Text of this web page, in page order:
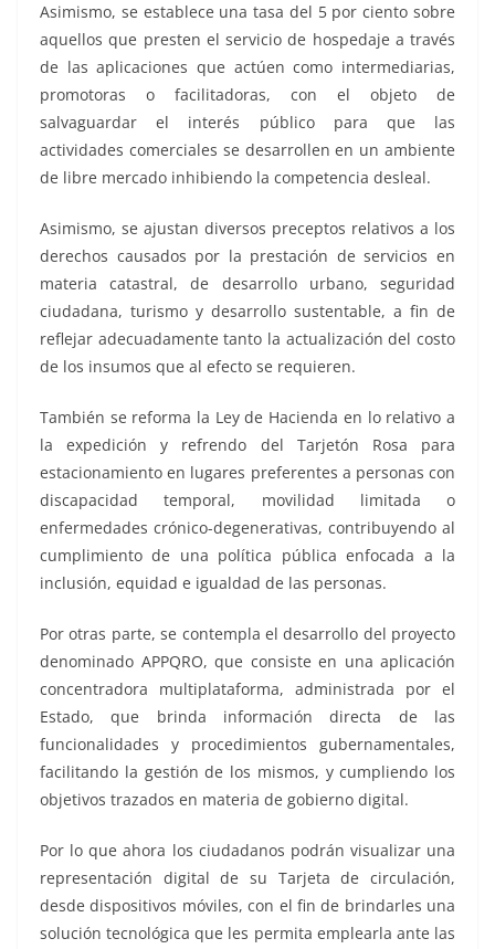
Asimismo, se establece una tasa del 5 por ciento sobre
aquellos que presten el servicio de hospedaje a través
de las aplicaciones que actúen como intermediarias,
promotoras o facilitadoras, con el objeto de
salvaguardar el interés público para que las
actividades comerciales se desarrollen en un ambiente
de libre mercado inhibiendo la competencia desleal.
Asimismo, se ajustan diversos preceptos relativos a los
derechos causados por la prestación de servicios en
materia catastral, de desarrollo urbano, seguridad
ciudadana, turismo y desarrollo sustentable, a fin de
reflejar adecuadamente tanto la actualización del costo
de los insumos que al efecto se requieren.
También se reforma la Ley de Hacienda en lo relativo a
la expedición y refrendo del Tarjetón Rosa para
estacionamiento en lugares preferentes a personas con
discapacidad temporal, movilidad limitada o
enfermedades crónico-degenerativas, contribuyendo al
cumplimiento de una política pública enfocada a la
inclusión, equidad e igualdad de las personas.
Por otras parte, se contempla el desarrollo del proyecto
denominado APPQRO, que consiste en una aplicación
concentradora multiplataforma, administrada por el
Estado, que brinda información directa de las
funcionalidades y procedimientos gubernamentales,
facilitando la gestión de los mismos, y cumpliendo los
objetivos trazados en materia de gobierno digital.
Por lo que ahora los ciudadanos podrán visualizar una
representación digital de su Tarjeta de circulación,
desde dispositivos móviles, con el fin de brindarles una
solución tecnológica que les permita emplearla ante las